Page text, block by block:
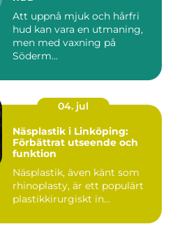
Att uppnå mjuk och hårfri
hud kan vara en utmaning,
men med vaxning på
Söderm...
04. jul
Näsplastik i Linköping:
Förbättrat utseende och
funktion
Näsplastik, även känt som
rhinoplasty, är ett populärt
plastikkirurgiskt in...